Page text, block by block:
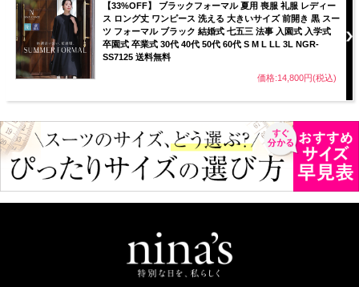
【33%OFF】 ブラックフォーマル 夏用 喪服 礼服 レディー
ス ロング丈 ワンピース 洗える 大きいサイズ 前開き 黒 スー
ツ フォーマル ブラック 結婚式 七五三 法事 入園式 入学式
卒園式 卒業式 30代 40代 50代 60代 S M L LL 3L NGR-
SS7125 送料無料
価格:14,800円(税込)